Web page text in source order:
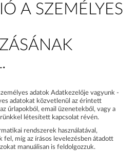
A SZEMÉLYES
adatok Adatkezelője vagyunk -
adatokat közvetlenül az érintett
űrlapokból, email üzenetekből, vagy a
létesített kapcsolat révén.
rendszerek használatával,
fel, míg az írásos levelezésben átadott
manuálisan is feldolgozzuk.